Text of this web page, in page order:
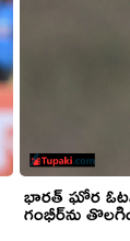
భారత్ ఘోర
గంభీర్‌ను